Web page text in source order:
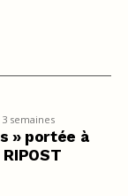
3 semaines
» portée à